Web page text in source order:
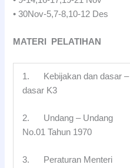
• 30Nov-5,7-8,10-12 Des
MATERI PELATIHAN
1. Kebijakan dan dasar –
dasar K3
2. Undang – Undang
No.01 Tahun 1970
3. Peraturan Menteri